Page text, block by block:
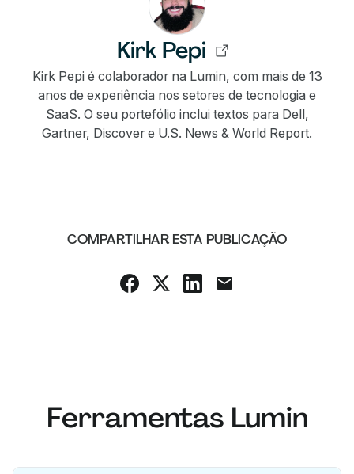
Kirk Pepi
Kirk Pepi é colaborador na Lumin, com mais de 13
anos de experiência nos setores de tecnologia e
SaaS. O seu portefólio inclui textos para Dell,
Gartner, Discover e U.S. News & World Report.
COMPARTILHAR ESTA PUBLICAÇÃO
Ferramentas Lumin